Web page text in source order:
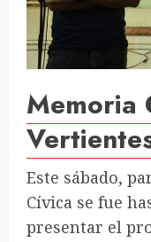
Memoria
Este sábado,
Cívica se fue
presentar el